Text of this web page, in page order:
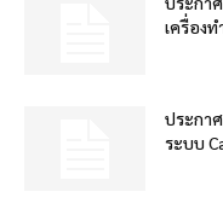
เครื่อง
ประกา
ระบบ